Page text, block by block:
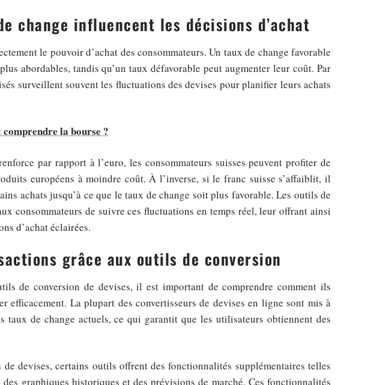
change influencent les décisions d’achat
le pouvoir d’achat des consommateurs. Un taux de change favorable
abordables, tandis qu’un taux défavorable peut augmenter leur coût. Par
surveillent souvent les fluctuations des devises pour planifier leurs achats
comprendre la bourse ?
par rapport à l’euro, les consommateurs suisses peuvent profiter de
européens à moindre coût. À l’inverse, si le franc suisse s’affaiblit, il
achats jusqu’à ce que le taux de change soit plus favorable. Les outils de
consommateurs de suivre ces fluctuations en temps réel, leur offrant ainsi
d’achat éclairées.
grâce aux outils de conversion
de conversion de devises, il est important de comprendre comment ils
efficacement. La plupart des convertisseurs de devises en ligne sont mis à
taux de change actuels, ce qui garantit que les utilisateurs obtiennent des
devises, certains outils offrent des fonctionnalités supplémentaires telles
graphiques historiques et des prévisions de marché. Ces fonctionnalités